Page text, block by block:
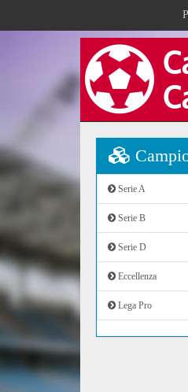
Serie A
Serie B
Serie D
Eccellenza
Lega Pro